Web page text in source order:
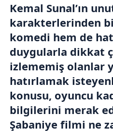
Kemal Sunal’ın
karakterlerinden
komedi hem de
duygularla dikkat
izlememiş olanlar
hatırlamak
konusu, oyuncu
bilgilerini merak
Şabaniye filmi ne